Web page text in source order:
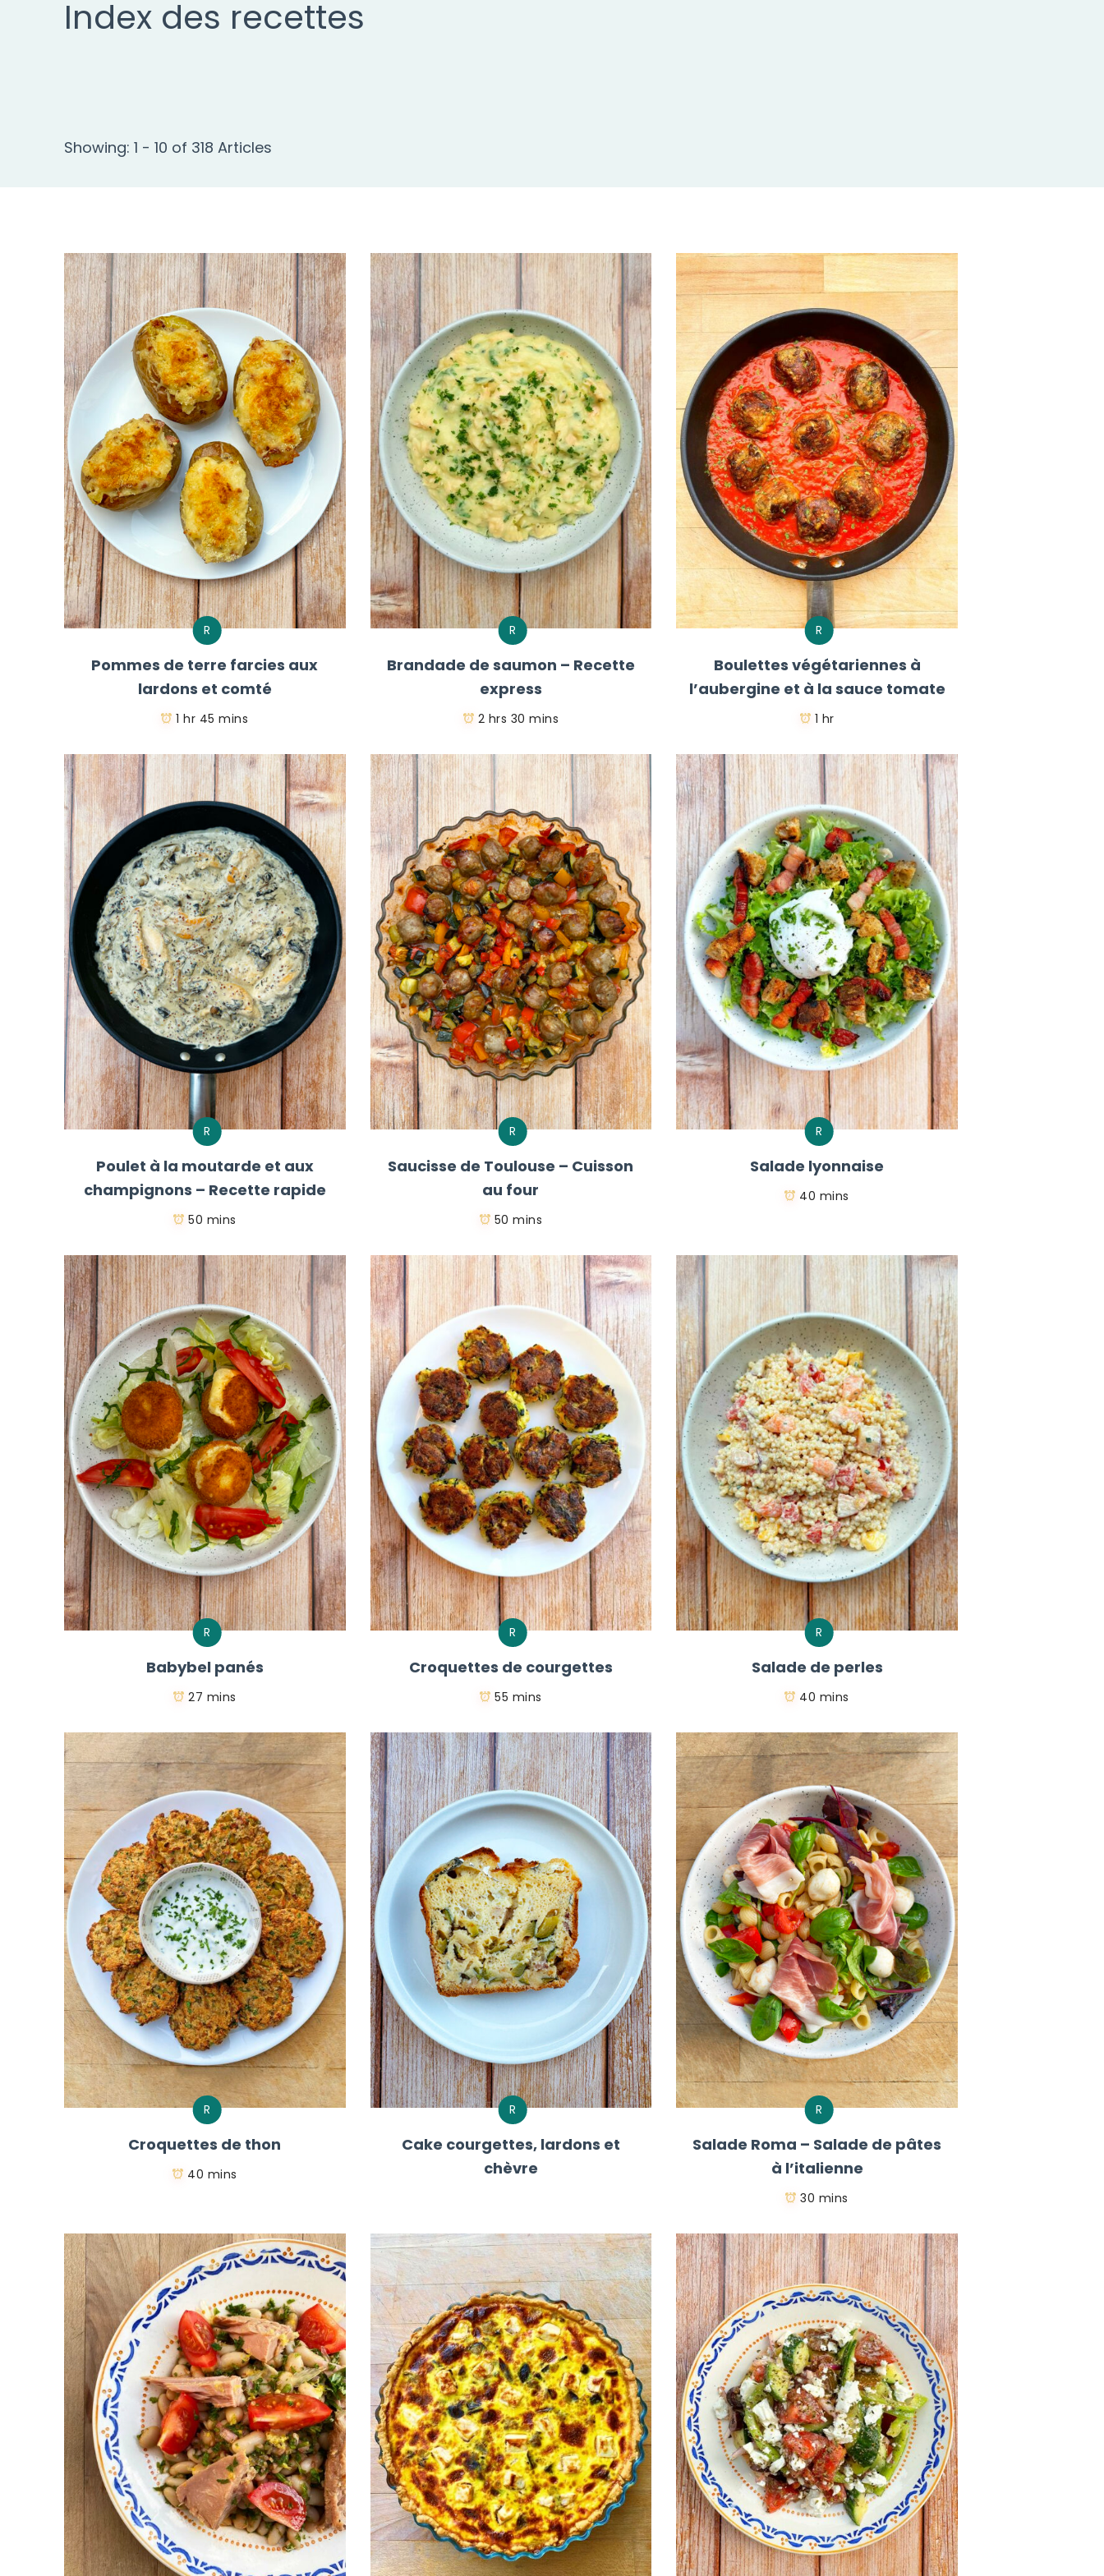
Index des recettes
Showing: 1 - 10 of 318 Articles
R
Pommes de terre farcies aux
lardons et comté
1 hr 45 mins
R
Brandade de saumon – Recette
express
2 hrs 30 mins
R
Boulettes végétariennes à
l’aubergine et à la sauce tomate
1 hr
R
Poulet à la moutarde et aux
champignons – Recette rapide
50 mins
R
Saucisse de Toulouse – Cuisson
au four
50 mins
R
Salade lyonnaise
40 mins
R
Babybel panés
27 mins
R
Croquettes de courgettes
55 mins
R
Salade de perles
40 mins
R
Croquettes de thon
40 mins
R
Cake courgettes, lardons et
chèvre
R
Salade Roma – Salade de pâtes
à l’italienne
30 mins